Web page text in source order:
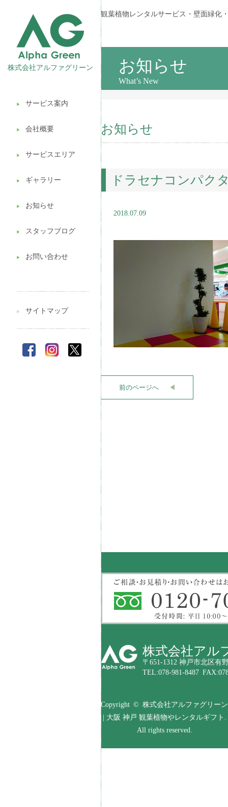
株式会社アルファグリーン
▶︎ サービス案内
▶︎ 会社概要
▶︎ サービスエリア
▶︎ ギャラリー
▶︎ お知らせ
▶︎ スタッフブログ
▶︎ お問い合わせ
観葉植物レンタル
壁面緑化
ギフト販売
造園ガーデニング
植木処分
▶︎ サイトマップ
観葉植物レンタルサービス・壁面緑化
お知らせ
What’s New
お知らせ
ドラセナコンパク
2018.07.09
前のページへ ◀︎
株式会社アル
〒651-1312 神戸市北区有
TEL:078-981-8487
Copyright © 株式会社アルファグリーン
| 大阪 神戸 観葉植物やレンタルギフト.
All rights reserved.